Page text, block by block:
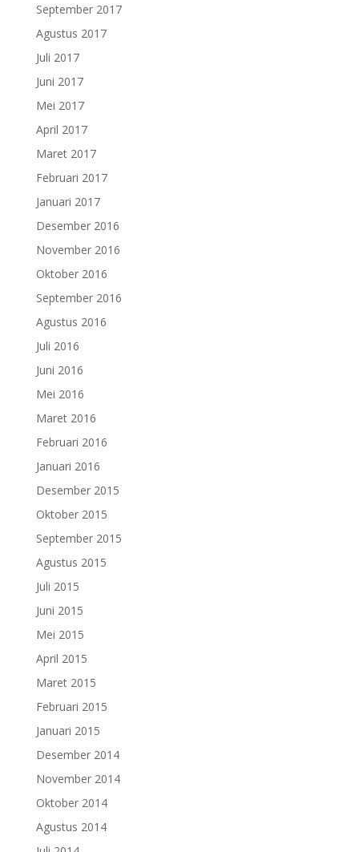
September 2017
Agustus 2017
Juli 2017
Juni 2017
Mei 2017
April 2017
Maret 2017
Februari 2017
Januari 2017
Desember 2016
November 2016
Oktober 2016
September 2016
Agustus 2016
Juli 2016
Juni 2016
Mei 2016
Maret 2016
Februari 2016
Januari 2016
Desember 2015
Oktober 2015
September 2015
Agustus 2015
Juli 2015
Juni 2015
Mei 2015
April 2015
Maret 2015
Februari 2015
Januari 2015
Desember 2014
November 2014
Oktober 2014
Agustus 2014